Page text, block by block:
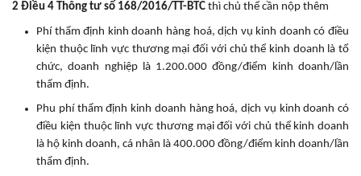
2 Điều 4 Thông tư số 168/2016/TT-BTC thì chủ thể cần nộp thêm
Phí thẩm định kinh doanh hàng hoá, dịch vụ kinh doanh có điều
kiện thuộc lĩnh vực thương mại đối với chủ thể kinh doanh là tổ
chức, doanh nghiệp là 1.200.000 đồng/điểm kinh doanh/lần
thẩm định.
Phu phí thẩm định kinh doanh hàng hoá, dịch vụ kinh doanh có
điều kiện thuộc lĩnh vực thương mại đối với chủ thể kinh doanh
là hộ kinh doanh, cá nhân là 400.000 đồng/điểm kinh doanh/lần
thẩm định.